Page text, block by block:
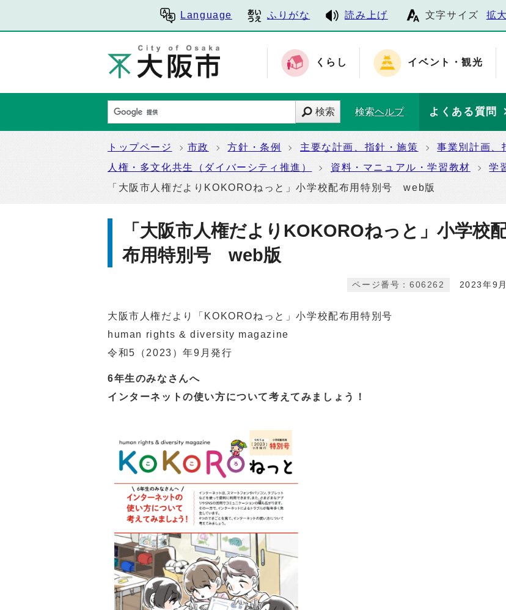
Language ふりがな 読み上げ 文字サイズ 拡大
くらし イベント・観光
検索 検索ヘルプ よくある質問
トップページ 市政 方針・条例 主要な計画、指針・施策
事業別計画、
人権・多文化共生（ダイバーシティ推進）
資料・マニュアル・学習教材
学
「大阪市人権だよりKOKOROねっと」小学校配布用特別号 web版
「大阪市人権だよりKOKOROねっと」小学校
布用特別号 web版
2023年9
ページ番号：606262
大阪市人権だより「KOKOROねっと」小学校配布用特別号
human rights & diversity magazine
令和5（2023）年9月発行
6年生のみなさんへ
インターネットの使い方について考えてみましょう！